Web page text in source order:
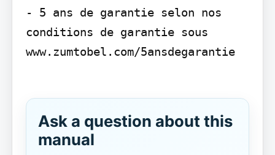
- 5 ans de garantie selon nos
conditions de garantie sous
www.zumtobel.com/5ansdegarantie
Ask a question about this
manual